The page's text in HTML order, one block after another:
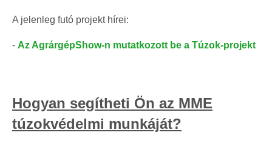
A jelenleg futó projekt hírei:
- Az AgrárgépShow-n mutatkozott be a Túzok-projekt
Hogyan segítheti Ön az MME
túzokvédelmi munkáját?